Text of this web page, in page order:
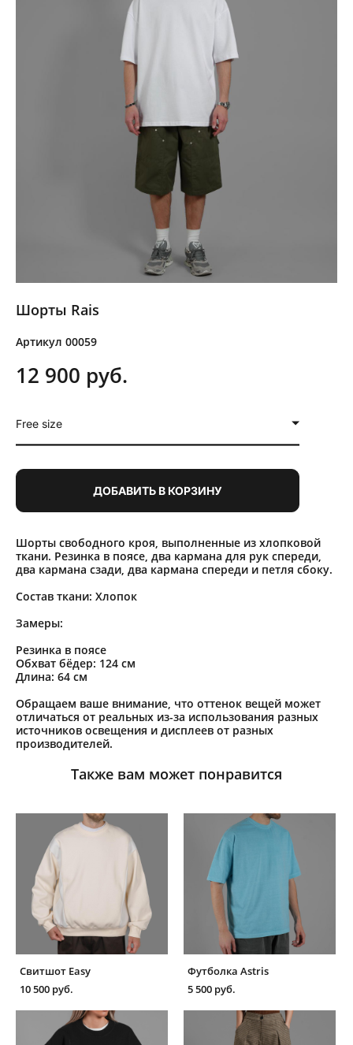
Шорты Rais
Артикул 00059
12 900 pуб.
Free size
ДОБАВИТЬ В КОРЗИНУ
Шорты свободного кроя, выполненные из хлопковой
ткани. Резинка в поясе, два кармана для рук спереди,
два кармана сзади, два кармана спереди и петля сбоку.
Состав ткани: Хлопок
Замеры:
Резинка в поясе
Обхват бёдер: 124 см
Длина: 64 см
Обращаем ваше внимание, что оттенок вещей может
отличаться от реальных из-за использования разных
источников освещения и дисплеев от разных
производителей.
Также вам может понравится
Свитшот Easy
10 500 pуб.
Футболка Astris
5 500 pуб.